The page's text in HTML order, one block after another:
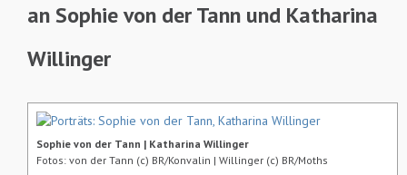
an Sophie von der Tann und Katharina
Willinger
Sophie von der Tann | Katharina Willinger
Fotos: von der Tann (c) BR/Konvalin | Willinger (c) BR/Moths